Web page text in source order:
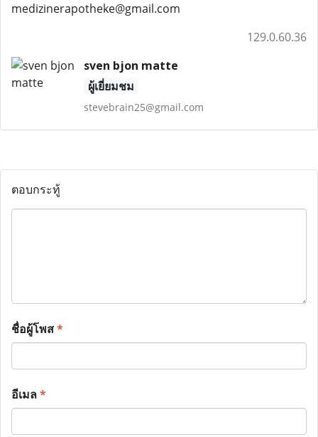
medizinerapotheke@gmail.com
129.0.60.36
sven bjon matte
ผู้เยี่ยมชม
stevebrain25@gmail.com
ตอบกระทู้
ชื่อผู้โพส*
อีเมล*